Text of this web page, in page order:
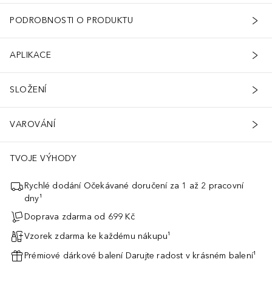
PODROBNOSTI O PRODUKTU
APLIKACE
SLOŽENÍ
VAROVÁNÍ
TVOJE VÝHODY
Rychlé dodání Očekávané doručení za 1 až 2 pracovní
dny¹
Doprava zdarma od 699 Kč
Vzorek zdarma ke každému nákupu¹
Prémiové dárkové balení Darujte radost v krásném balení¹